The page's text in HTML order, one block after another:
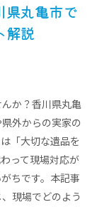
県丸亀市で
解説
か？香川県丸亀
外からの実家の
「大切な遺品を
って現場対応が
ちです。本記事
現場でどのよう